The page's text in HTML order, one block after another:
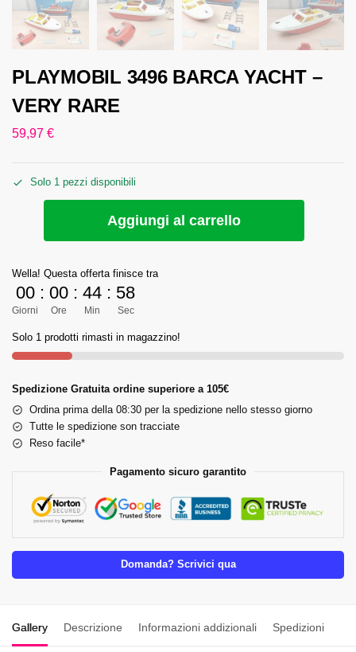
PLAYMOBIL 3496 BARCA YACHT –
VERY RARE
59,97 €
Solo 1 pezzi disponibili
Aggiungi al carrello
Wella! Questa offerta finisce tra
00
Giorni
: 00
Ore
: 44
Min
: 58
Sec
Solo 1 prodotti rimasti in magazzino!
Spedizione Gratuita ordine superiore a 105€
Ordina prima della 08:30 per la spedizione nello stesso giorno
Tutte le spedizione son tracciate
Reso facile*
Pagamento sicuro garantito
Domanda? Scrivici qua
Gallery Descrizione Informazioni addizionali Spedizioni